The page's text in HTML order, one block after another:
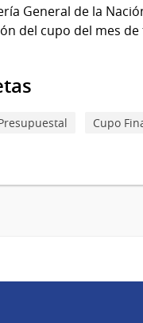
General de la
del cupo del mes
Cupo